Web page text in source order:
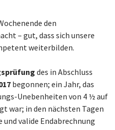
den
– gut, dass sich unsere
weiterbilden.
des in Abschluss
begonnen; ein Jahr, das
Unebenheiten von 4 ½ auf
war; in den nächsten Tagen
valide Endabrechnung